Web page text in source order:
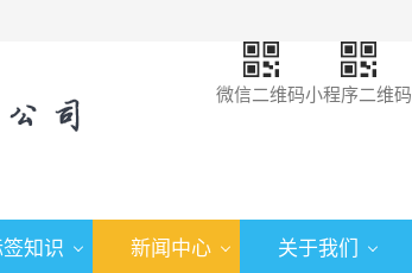
微信二维码小程序二维码
知识 新闻中心 关于我们